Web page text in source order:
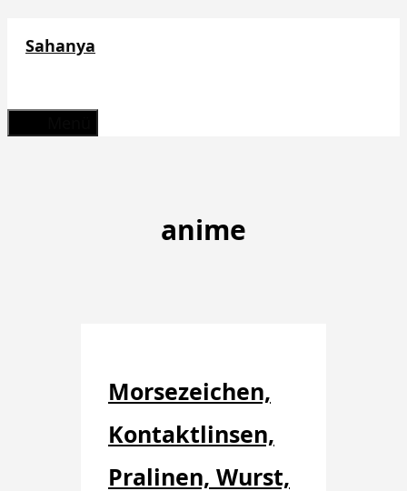
Sahanya
anime
Morsezeichen,
Kontaktlinsen,
Pralinen, Wurst,